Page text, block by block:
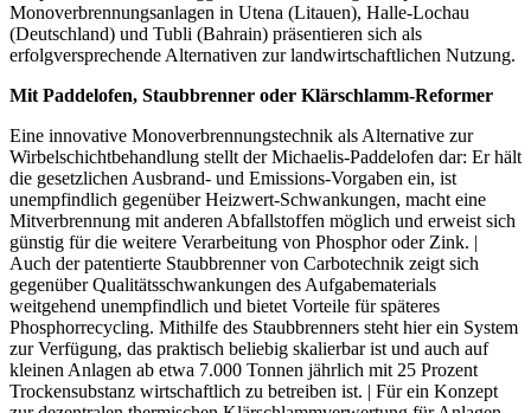
Monoverbrennungsanlagen in Utena (Litauen), Halle-Lochau
(Deutschland) und Tubli (Bahrain) präsentieren sich als
erfolgversprechende Alternativen zur landwirtschaftlichen Nutzung.
Mit Paddelofen, Staubbrenner oder Klärschlamm-Reformer
Eine innovative Monoverbrennungstechnik als Alternative zur
Wirbelschichtbehandlung stellt der Michaelis-Paddelofen dar: Er hält
die gesetzlichen Ausbrand- und Emissions-Vorgaben ein, ist
unempfindlich gegenüber Heizwert-Schwankungen, macht eine
Mitverbrennung mit anderen Abfallstoffen möglich und erweist sich
günstig für die weitere Verarbeitung von Phosphor oder Zink. |
Auch der patentierte Staubbrenner von Carbotechnik zeigt sich
gegenüber Qualitätsschwankungen des Aufgabematerials
weitgehend unempfindlich und bietet Vorteile für späteres
Phosphorrecycling. Mithilfe des Staubbrenners steht hier ein System
zur Verfügung, das praktisch beliebig skalierbar ist und auch auf
kleinen Anlagen ab etwa 7.000 Tonnen jährlich mit 25 Prozent
Trockensubstanz wirtschaftlich zu betreiben ist. | Für ein Konzept